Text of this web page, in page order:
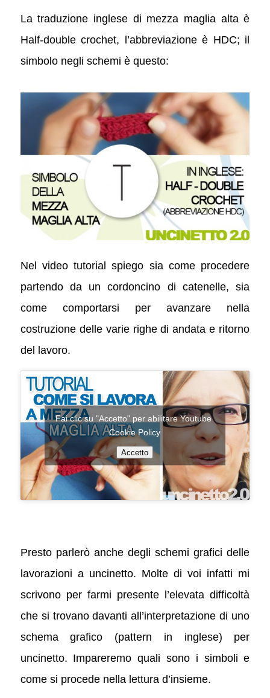
La traduzione inglese di mezza maglia alta è
Half-double crochet, l’abbreviazione è HDC; il
simbolo negli schemi è questo:
Nel video tutorial spiego sia come procedere
partendo da un cordoncino di catenelle, sia
come comportarsi per avanzare nella
costruzione delle varie righe di andata e ritorno
del lavoro.
Fai clic su "Accetto" per abilitare Youtube
Cookie Policy
Accetto
Presto parlerò anche degli schemi grafici delle
lavorazioni a uncinetto. Molte di voi infatti mi
scrivono per farmi presente l’elevata difficoltà
che si trovano davanti all’interpretazione di uno
schema grafico (pattern in inglese) per
uncinetto. Impareremo quali sono i simboli e
come si procede nella lettura d’insieme.